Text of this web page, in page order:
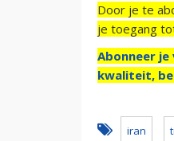
Door je te
je toegang
Abonneer je
kwaliteit,
iran